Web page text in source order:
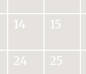
14 15
24 25